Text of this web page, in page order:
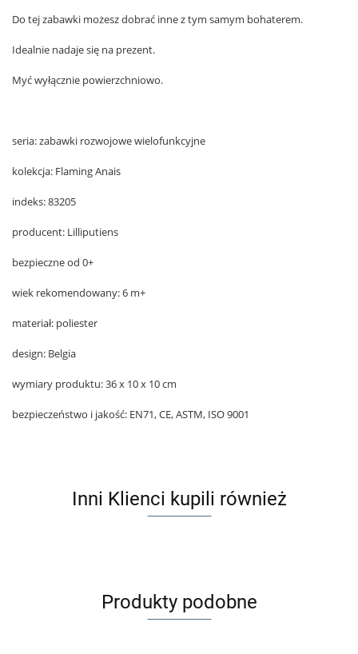
Do tej zabawki możesz dobrać inne z tym samym bohaterem.
Idealnie nadaje się na prezent.
Myć wyłącznie powierzchniowo.
seria: zabawki rozwojowe wielofunkcyjne
kolekcja: Flaming Anais
indeks: 83205
producent: Lilliputiens
bezpieczne od 0+
wiek rekomendowany: 6 m+
materiał: poliester
design: Belgia
wymiary produktu: 36 x 10 x 10 cm
bezpieczeństwo i jakość: EN71, CE, ASTM, ISO 9001
Inni Klienci kupili również
Produkty podobne